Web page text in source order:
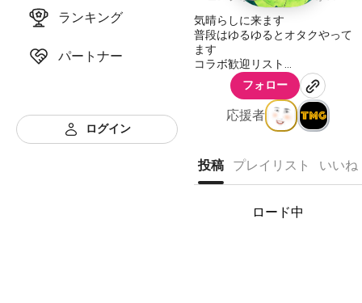
ランキング
パートナー
ログイン
気晴らしに来ます
普段はゆるゆるとオタクやって
ます
コラボ歓迎リスト
https://nana-
music.com/playlists/3315034
フォロー
応援者
投稿 プレイリスト いいね
ロード中